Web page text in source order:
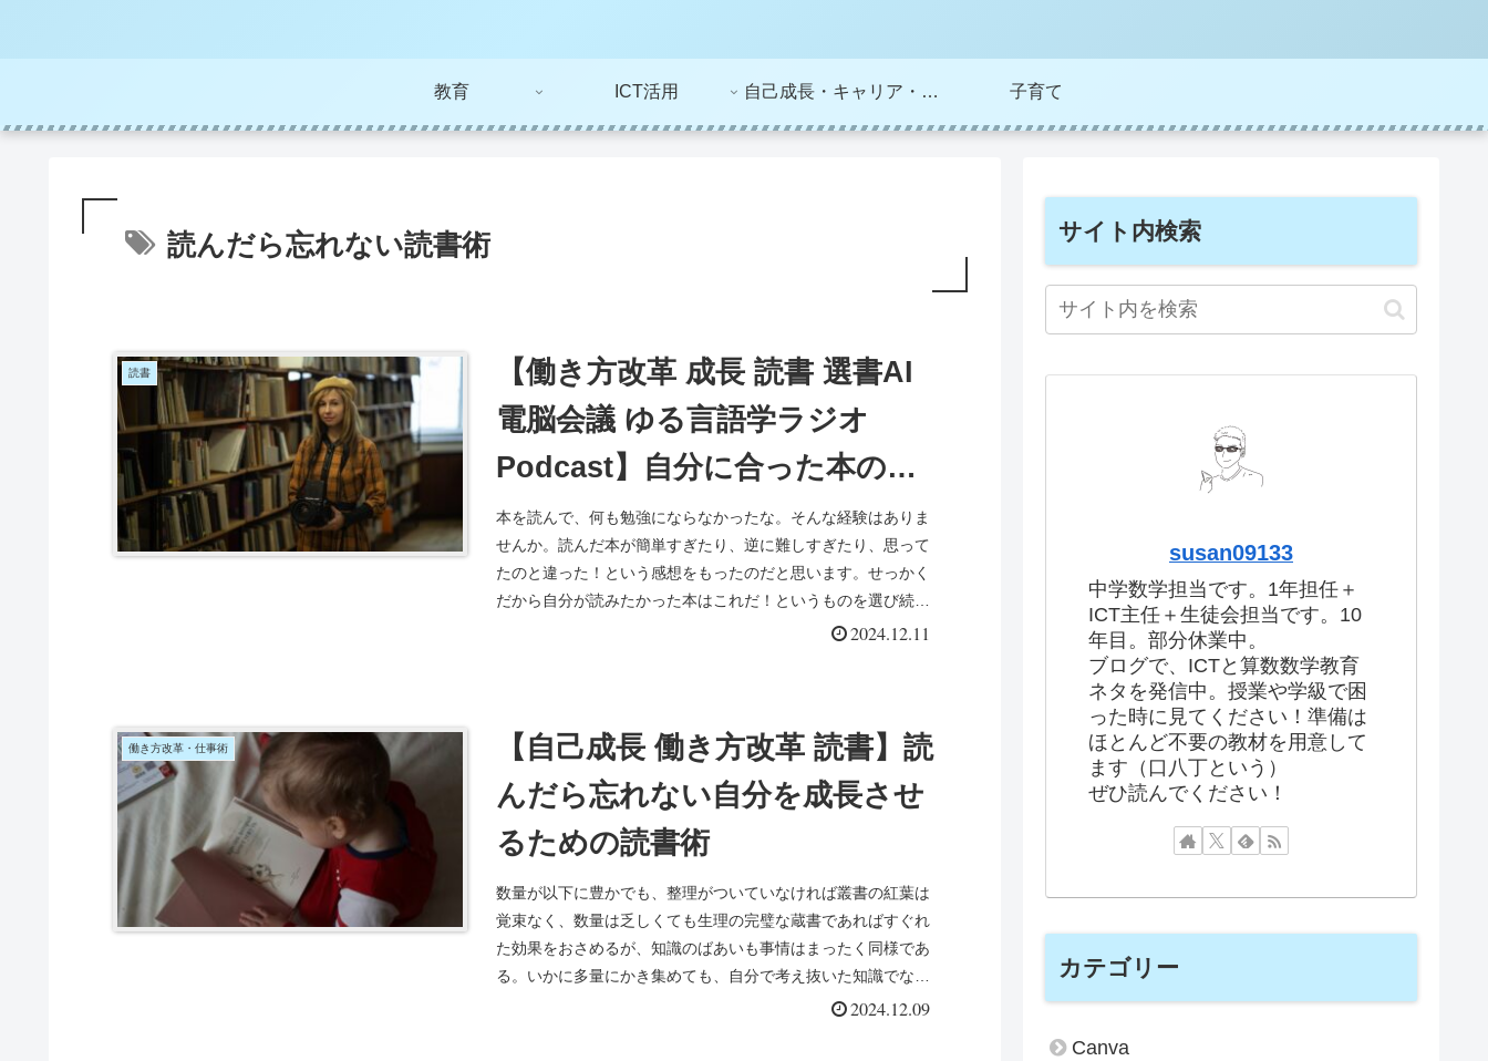
教育 ICT活用 自己成長・キャリア・ライフプラン 子育て
読んだら忘れない読書術
読書
【働き方改革 成長 読書 選書AI
電脳会議 ゆる言語学ラジオ
Podcast】自分に合った本の選
び方・見つけ方ー「AIとゆる言
語学ラジオ、選書が上手いのは
どっち？#256」を聞いてー
本を読んで、何も勉強にならなかったな。そんな経験はありま
せんか。読んだ本が簡単すぎたり、逆に難しすぎたり、思って
たのと違った！という感想をもったのだと思います。せっかく
だから自分が読みたかった本はこれだ！というものを選び続け
2024.12.11
働き方改革・仕事術
【自己成長 働き方改革 読書】読
んだら忘れない自分を成長させ
るための読書術
数量が以下に豊かでも、整理がついていなければ叢書の紅葉は
覚束なく、数量は乏しくても生理の完璧な蔵書であればすぐれ
た効果をおさめるが、知識のばあいも事情はまったく同様であ
る。いかに多量にかき集めても、自分で考え抜いた知識でなけ
2024.12.09
サイト内検索
susan09133
中学数学担当です。1年担任＋
ICT主任＋生徒会担当です。10
年目。部分休業中。
ブログで、ICTと算数数学教育
ネタを発信中。授業や学級で困
った時に見てください！準備は
ほとんど不要の教材を用意して
ます（口八丁という）
ぜひ読んでください！
カテゴリー
Canva